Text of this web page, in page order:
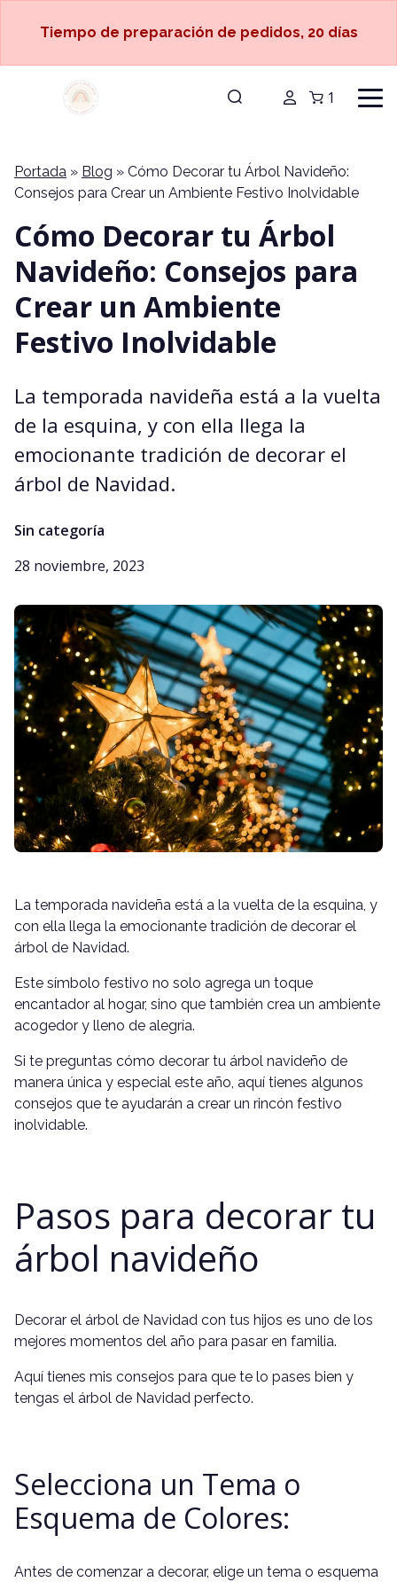
Tiempo de preparación de pedidos, 20 días
1
Portada » Blog » Cómo Decorar tu Árbol Navideño:
Consejos para Crear un Ambiente Festivo Inolvidable
Cómo Decorar tu Árbol
Navideño: Consejos para
Crear un Ambiente
Festivo Inolvidable
La temporada navideña está a la vuelta
de la esquina, y con ella llega la
emocionante tradición de decorar el
árbol de Navidad.
Sin categoría
28 noviembre, 2023
La temporada navideña está a la vuelta de la esquina, y
con ella llega la emocionante tradición de decorar el
árbol de Navidad.
Este símbolo festivo no solo agrega un toque
encantador al hogar, sino que también crea un ambiente
acogedor y lleno de alegría.
Si te preguntas cómo decorar tu árbol navideño de
manera única y especial este año, aquí tienes algunos
consejos que te ayudarán a crear un rincón festivo
inolvidable.
Pasos para decorar tu
árbol navideño
Decorar el árbol de Navidad con tus hijos es uno de los
mejores momentos del año para pasar en familia.
Aquí tienes mis consejos para que te lo pases bien y
tengas el árbol de Navidad perfecto.
Selecciona un Tema o
Esquema de Colores:
Antes de comenzar a decorar, elige un tema o esquema